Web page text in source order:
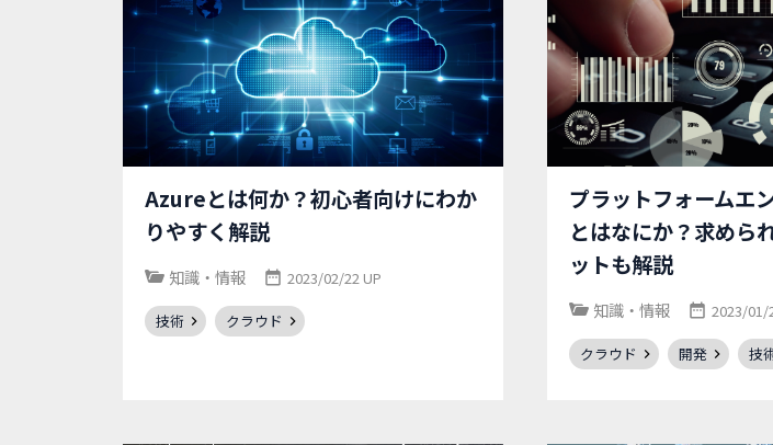
Azureとは何か？初心者向けにわか
りやすく解説
知識・情報 2023/02/22 UP
技術 クラウド
プラットフォームエ
とはなにか？求めら
ットも解説
知識・情報 2023/01/
クラウド 開発 技